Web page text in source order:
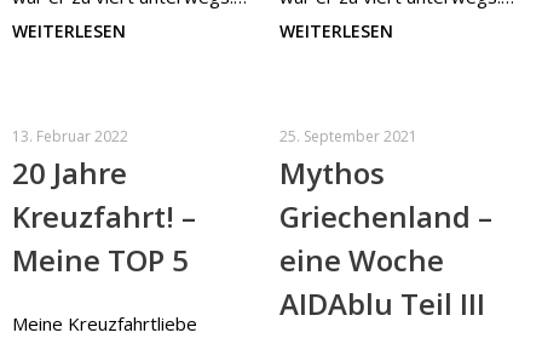
WEITERLESEN WEITERLESEN
13. Februar 2022
20 Jahre
Kreuzfahrt! –
Meine TOP 5
Meine Kreuzfahrtliebe
25. September 2021
Mythos
Griechenland –
eine Woche
AIDAblu Teil III